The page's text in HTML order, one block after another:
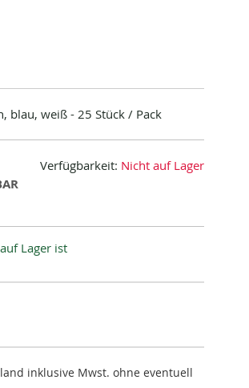
blau, weiß - 25 Stück / Pack
Verfügbarkeit: Nicht auf Lager
Lager ist
inklusive Mwst. ohne eventuell